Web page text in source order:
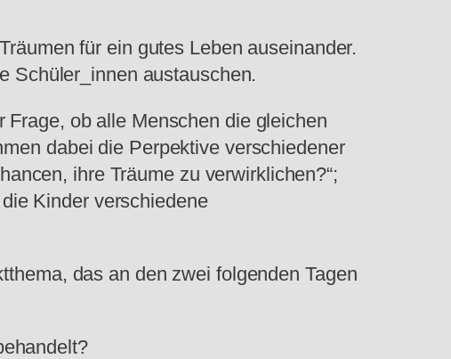
für ein gutes Leben auseinander.
Schüler_innen austauschen.
ob alle Menschen die gleichen
dabei die Perpektive verschiedener
ihre Träume zu verwirklichen?“;
Kinder verschiedene
das an den zwei folgenden Tagen